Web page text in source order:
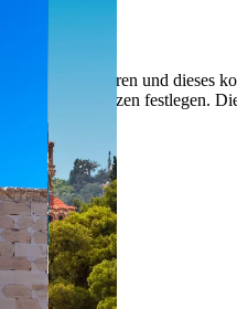
zu servieren und dieses
Präferenzen